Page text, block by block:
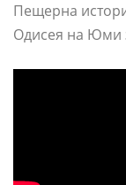
Пещерна
Одисея на Юми